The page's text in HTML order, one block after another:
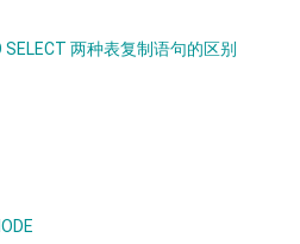
SELECT 两种表复制语句的区别